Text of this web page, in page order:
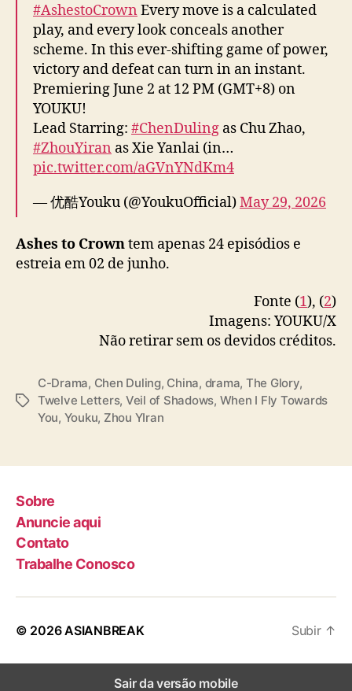
a
n
#AshestoCrown Every move is a calculated
play, and every look conceals another
scheme. In this ever-shifting game of power,
victory and defeat can turn in an instant.
Premiering June 2 at 12 PM (GMT+8) on
YOUKU!
Lead Starring: #ChenDuling as Chu Zhao,
#ZhouYiran as Xie Yanlai (in…
pic.twitter.com/aGVnYNdKm4
— 优酷Youku (@YoukuOfficial)May 29, 2026
Ashes to Crowntem apenas 24 episódios e
estreia em 02 de junho.
Fonte (1), (2)
Imagens: YOUKU/X
Não retirar sem os devidos créditos.
T
C-Drama, Chen Duling, China, drama, The Glory,
Twelve Letters, Veil of Shadows, When I Fly Towards
You, Youku, Zhou YIran
Sobre
Anuncie aqui
Contato
Trabalhe Conosco
© 2026ASIANBREAK Subir ↑
Sair da versão mobile